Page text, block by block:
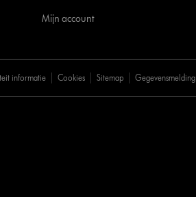
Mijn account
informatie Cookies Sitemap Gegevensmelding